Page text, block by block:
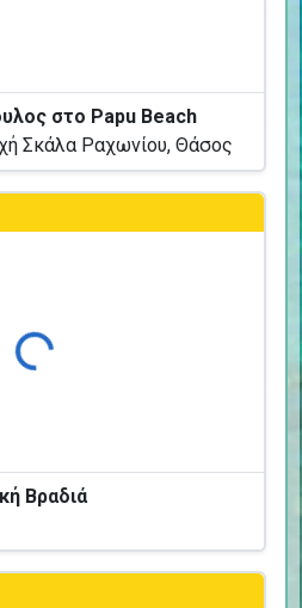
στο Papu Beach
Σκάλα Ραχωνίου, Θάσος
Φόρτωση...
Βραδιά